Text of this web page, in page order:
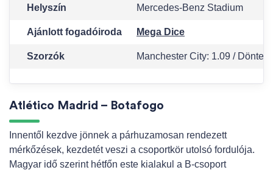
Helyszín Mercedes-Benz Stadium
Ajánlott fogadóiroda Mega Dice
Szorzók Manchester City: 1.09 /
Atlético Madrid – Botafogo
Innentől kezdve jönnek a párhuzamosan rendezett
mérkőzések, kezdetét veszi a csoportkör utolsó fordulója.
Magyar idő szerint hétfőn este kialakul a B-csoport